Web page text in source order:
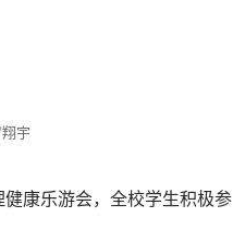
宇
康乐游会，全校学生积极参